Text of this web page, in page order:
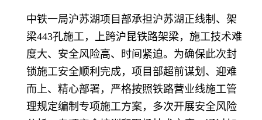
中铁一局沪苏湖项目部承担沪苏湖正线制、架
梁443孔施工，上跨沪昆铁路架梁，施工技术难
度大、安全风险高、时间紧迫。为确保此次封
锁施工安全顺利完成，项目部超前谋划、迎难
而上、精心部署，严格按照铁路营业线施工管
理规定编制专项施工方案，多次开展安全风险